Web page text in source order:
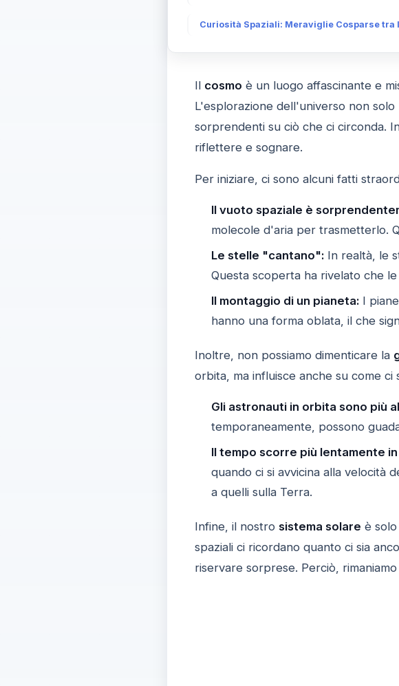
Curiosità Spaziali: Meraviglie Cosparse tra
Il cosmo è un luogo affascinante e
L'esplorazione dell'universo non
sorprendenti su ciò che ci circonda.
riflettere e sognare.
Per iniziare, ci sono alcuni fatti
Il vuoto spaziale è
molecole d'aria per trasmetterlo.
Le stelle "cantano":In realtà, le
Questa scoperta ha rivelato che
Il montaggio di un pianeta:I
hanno una forma oblata, il che
Inoltre, non possiamo dimenticare la
orbita, ma influisce anche su come ci
Gli astronauti in orbita sono più
temporaneamente, possono
Il tempo scorre più lentamente
quando ci si avvicina alla velocità
a quelli sulla Terra.
Infine, il nostro sistema solare è
spaziali ci ricordano quanto ci sia
riservare sorprese. Perciò,